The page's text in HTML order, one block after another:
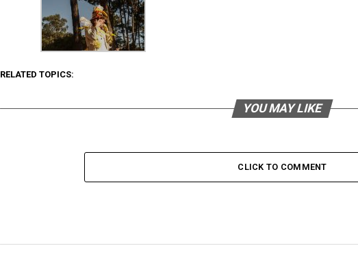
RELATED TOPICS:
YOU MAY LIKE
CLICK TO COMMENT